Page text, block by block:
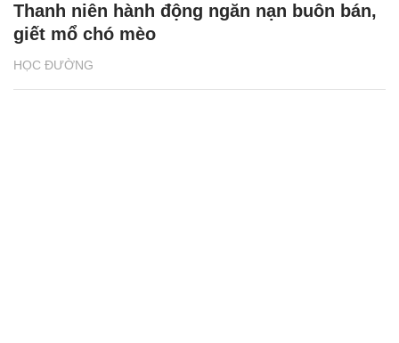
HỌC ĐƯỜNG
Thanh niên hành động ngăn nạn buôn bán,
giết mổ chó mèo